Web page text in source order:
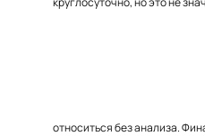
относиться без анализа.